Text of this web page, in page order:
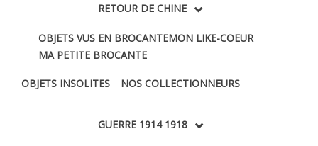
RETOUR DE CHINE
OBJETS VUS EN BROCANTEMON LIKE-COEUR
MA PETITE BROCANTE
OBJETS INSOLITES NOS COLLECTIONNEURS
GUERRE 1914 1918